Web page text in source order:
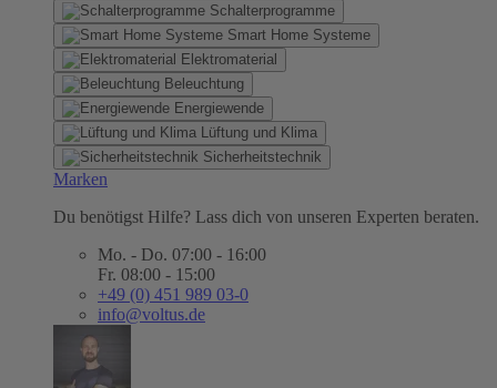
Schalterprogramme
Smart Home Systeme
Elektromaterial
Beleuchtung
Energiewende
Lüftung und Klima
Sicherheitstechnik
Marken
Du benötigst Hilfe? Lass dich von unseren Experten beraten.
Mo. - Do. 07:00 - 16:00
Fr. 08:00 - 15:00
+49 (0) 451 989 03-0
info@voltus.de